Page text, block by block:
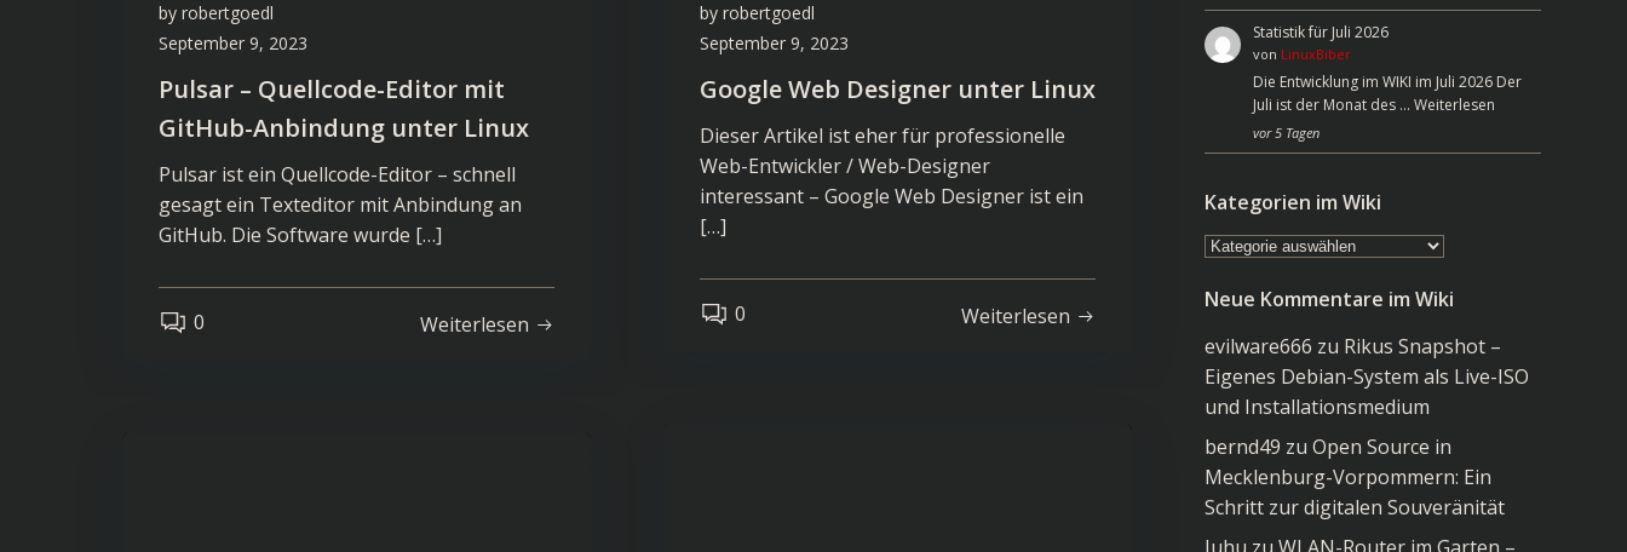
by robertgoedl
September 9, 2023
Pulsar – Quellcode-Editor mit
GitHub-Anbindung unter Linux
Pulsar ist ein Quellcode-Editor – schnell
gesagt ein Texteditor mit Anbindung an
GitHub. Die Software wurde […]
0 Weiterlesen
by robertgoedl
September 9, 2023
Google Web Designer unter Linux
Dieser Artikel ist eher für professionelle
Web-Entwickler / Web-Designer
interessant – Google Web Designer ist ein
[…]
0 Weiterlesen
Statistik für Juli 2026
von LinuxBiber
Die Entwicklung im WIKI im Juli 2026 Der
Juli ist der Monat des … Weiterlesen
vor 5 Tagen
Kategorien im Wiki
Kategorien
Wiki
Neue Kommentare im Wiki
evilware666 zu Rikus Snapshot –
Eigenes Debian-System als Live-ISO
und Installationsmedium
bernd49 zu Open Source in
Mecklenburg-Vorpommern: Ein
Schritt zur digitalen Souveränität